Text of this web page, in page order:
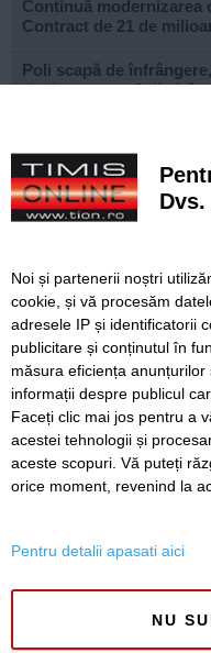
Continuă
Contract de 21 de
Poli scapă de
deplasarea cu Șelimbăr
privat inițiativei Primăriei
„Recidivă” la baza
niște echipamente
Ce facem astăzi, 8
Cum arată televizorul
complicații
SERVICII Redactia
Noi și partenerii noștri
cookie, și vă procesăm
adresele IP și identificatorii
publicitare și conținutul în
măsura eficiența
informații despre publicul
Faceți clic mai jos pentru a
acestei tehnologii și
aceste scopuri. Vă puteți
orice moment, revenind la
Pentru detalii apasati aici
NU